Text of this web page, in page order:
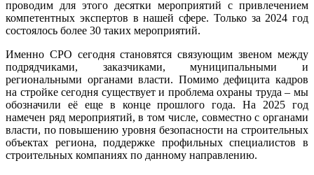
проводим для этого десятки мероприятий с привлечением
компетентных экспертов в нашей сфере. Только за 2024 год
состоялось более 30 таких мероприятий.
Именно СРО сегодня становятся связующим звеном между
подрядчиками, заказчиками, муниципальными и
региональными органами власти. Помимо дефицита кадров
на стройке сегодня существует и проблема охраны труда – мы
обозначили её еще в конце прошлого года. На 2025 год
намечен ряд мероприятий, в том числе, совместно с органами
власти, по повышению уровня безопасности на строительных
объектах региона, поддержке профильных специалистов в
строительных компаниях по данному направлению.